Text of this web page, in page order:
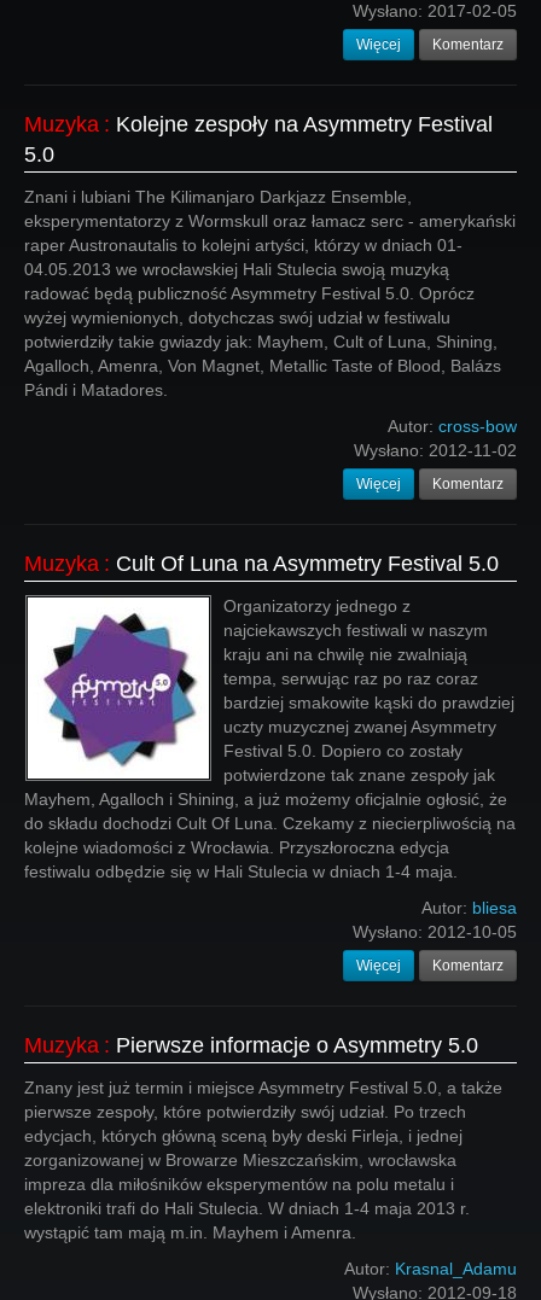
Wysłano: 2017-02-05
Więcej Komentarz
Muzyka : Kolejne zespoły na Asymmetry Festival
5.0
Znani i lubiani The Kilimanjaro Darkjazz Ensemble,
eksperymentatorzy z Wormskull oraz łamacz serc - amerykański
raper Austronautalis to kolejni artyści, którzy w dniach 01-
04.05.2013 we wrocławskiej Hali Stulecia swoją muzyką
radować będą publiczność Asymmetry Festival 5.0. Oprócz
wyżej wymienionych, dotychczas swój udział w festiwalu
potwierdziły takie gwiazdy jak: Mayhem, Cult of Luna, Shining,
Agalloch, Amenra, Von Magnet, Metallic Taste of Blood, Balázs
Pándi i Matadores.
Autor: cross-bow
Wysłano: 2012-11-02
Więcej Komentarz
Muzyka : Cult Of Luna na Asymmetry Festival 5.0
Organizatorzy jednego z
najciekawszych festiwali w naszym
kraju ani na chwilę nie zwalniają
tempa, serwując raz po raz coraz
bardziej smakowite kąski do prawdziej
uczty muzycznej zwanej Asymmetry
Festival 5.0. Dopiero co zostały
potwierdzone tak znane zespoły jak
Mayhem, Agalloch i Shining, a już możemy oficjalnie ogłosić, że
do składu dochodzi Cult Of Luna. Czekamy z niecierpliwością na
kolejne wiadomości z Wrocławia. Przyszłoroczna edycja
festiwalu odbędzie się w Hali Stulecia w dniach 1-4 maja.
Autor: bliesa
Wysłano: 2012-10-05
Więcej Komentarz
Muzyka : Pierwsze informacje o Asymmetry 5.0
Znany jest już termin i miejsce Asymmetry Festival 5.0, a także
pierwsze zespoły, które potwierdziły swój udział. Po trzech
edycjach, których główną sceną były deski Firleja, i jednej
zorganizowanej w Browarze Mieszczańskim, wrocławska
impreza dla miłośników eksperymentów na polu metalu i
elektroniki trafi do Hali Stulecia. W dniach 1-4 maja 2013 r.
wystąpić tam mają m.in. Mayhem i Amenra.
Autor: Krasnal_Adamu
Wysłano: 2012-09-18